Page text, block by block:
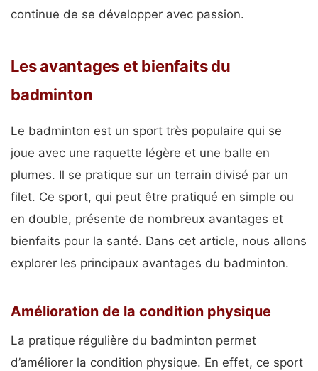
continue de se développer avec passion.
Les avantages et bienfaits du
badminton
Le badminton est un sport très populaire qui se
joue avec une raquette légère et une balle en
plumes. Il se pratique sur un terrain divisé par un
filet. Ce sport, qui peut être pratiqué en simple ou
en double, présente de nombreux avantages et
bienfaits pour la santé. Dans cet article, nous allons
explorer les principaux avantages du badminton.
Amélioration de la condition physique
La pratique régulière du badminton permet
d’améliorer la condition physique. En effet, ce sport